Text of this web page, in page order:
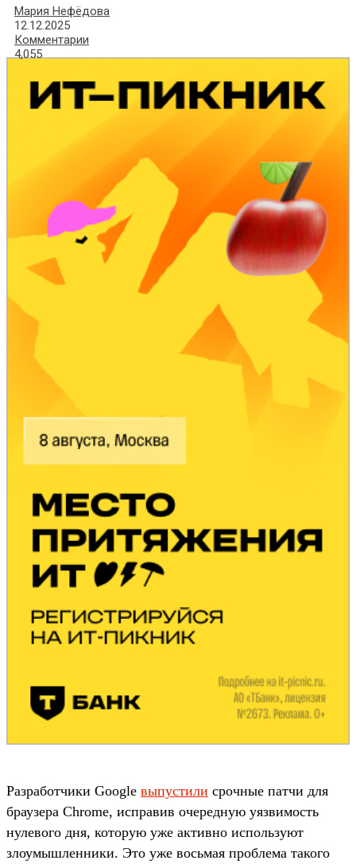
Мария Нефёдова
12.12.2025
Комментарии
4,055
Разработчики Google выпустили срочные патчи для
браузера Chrome, исправив очередную уязвимость
нулевого дня, которую уже активно используют
злоумышленники. Это уже восьмая проблема такого